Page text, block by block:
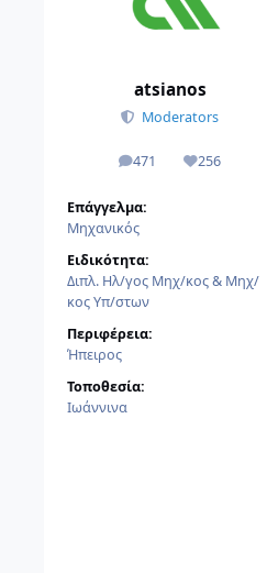
atsianos
Moderators
471
αναρτήσεις256
Reputation
Επάγγελμα:
Μηχανικός
Ειδικότητα:
Διπλ. Ηλ/γος Μηχ/κος & Μηχ/
κος Υπ/στων
Περιφέρεια:
Ήπειρος
Τοποθεσία:
Ιωάννινα